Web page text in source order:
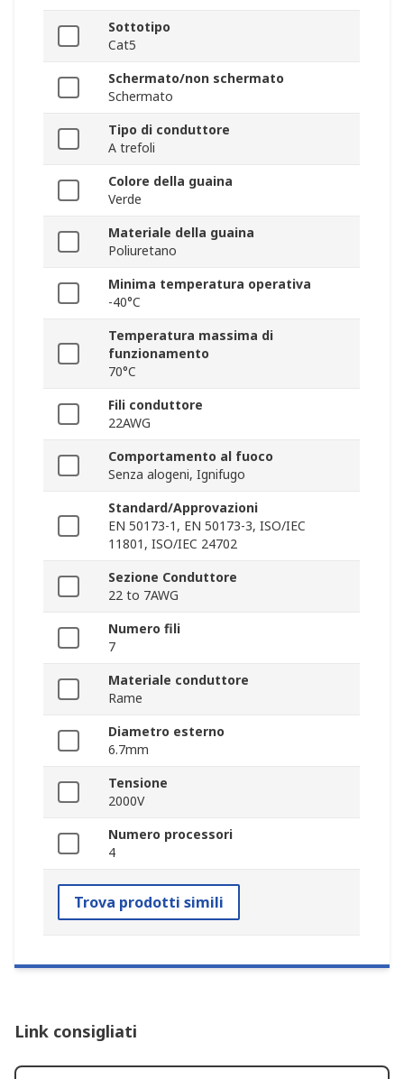
Sottotipo
Cat5
Schermato/non schermato
Schermato
Tipo di conduttore
A trefoli
Colore della guaina
Verde
Materiale della guaina
Poliuretano
Minima temperatura operativa
-40°C
Temperatura massima di
funzionamento
70°C
Fili conduttore
22AWG
Comportamento al fuoco
Senza alogeni, Ignifugo
Standard/Approvazioni
EN 50173-1, EN 50173-3, ISO/IEC
11801, ISO/IEC 24702
Sezione Conduttore
22 to 7AWG
Numero fili
7
Materiale conduttore
Rame
Diametro esterno
6.7mm
Tensione
2000V
Numero processori
4
Trova prodotti simili
Link consigliati